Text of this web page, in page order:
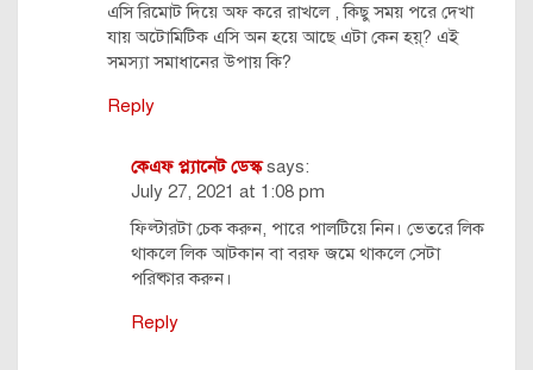
এসি রিমোট দিয়ে অফ করে রাখলে , কিছু সময় পরে দেখা
যায় অটোমিটিক এসি অন হয়ে আছে এটা কেন হয়্? এই
সমস্যা সমাধানের উপায় কি?
Reply
কেএফ প্ল্যানেট ডেস্ক says:
July 27, 2021 at 1:08 pm
ফিল্টারটা চেক করুন, পারে পালটিয়ে নিন। ভেতরে লিক
থাকলে লিক আটকান বা বরফ জমে থাকলে সেটা
পরিষ্কার করুন।
Reply